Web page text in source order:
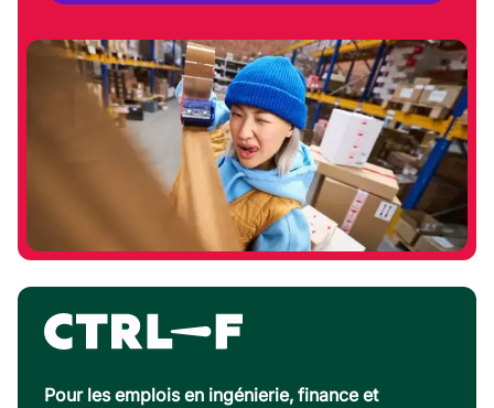
Pour les emplois en ingénierie, finance et